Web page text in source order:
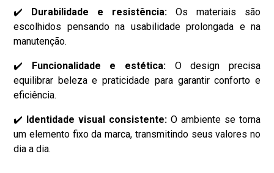
✔️ Durabilidade e resistência: Os materiais são
escolhidos pensando na usabilidade prolongada e na
manutenção.
✔️ Funcionalidade e estética: O design precisa
equilibrar beleza e praticidade para garantir conforto e
eficiência.
✔️ Identidade visual consistente: O ambiente se torna
um elemento fixo da marca, transmitindo seus valores no
dia a dia.